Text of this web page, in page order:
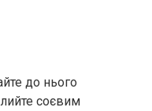
до нього
соєвим